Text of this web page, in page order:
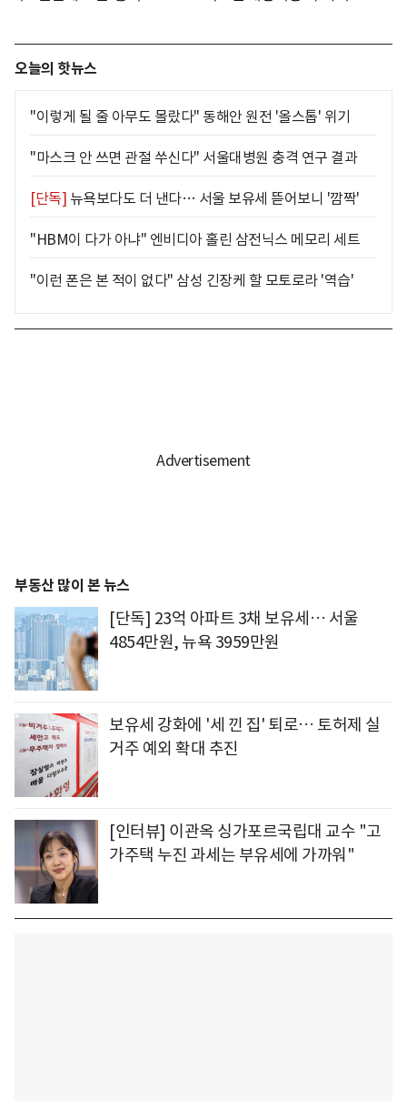
오늘의 핫뉴스
"이렇게 될 줄 아무도 몰랐다" 동해안 원전 '올스톱' 위기
"마스크 안 쓰면 관절 쑤신다" 서울대병원 충격 연구 결과
[단독] 뉴욕보다도 더 낸다… 서울 보유세 뜯어보니 '깜짝'
"HBM이 다가 아냐" 엔비디아 홀린 삼전닉스 메모리 세트
"이런 폰은 본 적이 없다" 삼성 긴장케 할 모토로라 '역습'
부동산 많이 본 뉴스
[단독] 23억 아파트 3채 보유세… 서울
4854만원, 뉴욕 3959만원
보유세 강화에 '세 낀 집' 퇴로… 토허제 실
거주 예외 확대 추진
[인터뷰] 이관옥 싱가포르국립대 교수 "고
가주택 누진 과세는 부유세에 가까워"